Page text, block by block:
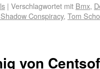
| Verschlagwortet mit Bmx,
Conspiracy, Tom
von